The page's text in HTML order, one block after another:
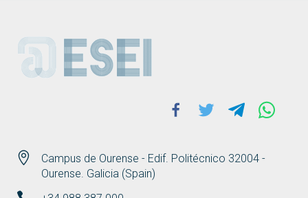
ESEI
Campus de Ourense - Edif. Politécnico 32004 -
Ourense. Galicia (Spain)
Facebook
Twitter Telegram